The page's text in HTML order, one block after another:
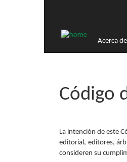
Acerca de
Código
La intención de este
editorial, editores,
consideren su